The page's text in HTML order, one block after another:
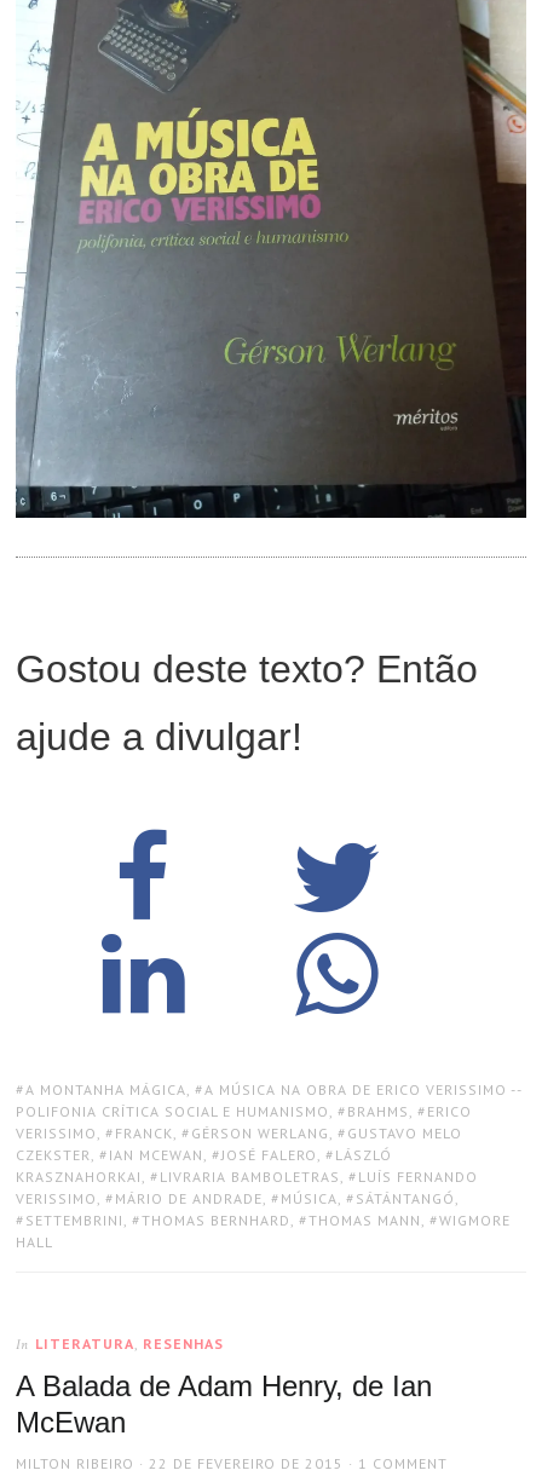
Gostou deste texto? Então
ajude a divulgar!
TAGS:
A MONTANHA MÁGICA, A MÚSICA NA OBRA DE ERICO VERISSIMO --
POLIFONIA CRÍTICA SOCIAL E HUMANISMO , BRAHMS , ERICO
VERISSIMO , FRANCK, GÉRSON WERLANG , GUSTAVO MELO
CZEKSTER, IAN MCEWAN , JOSÉ FALERO , LÁSZLÓ
KRASZNAHORKAI , LIVRARIA BAMBOLETRAS , LUÍS FERNANDO
VERISSIMO , MÁRIO DE ANDRADE, MÚSICA, SÁTÁNTANGÓ ,
SETTEMBRINI , THOMAS BERNHARD , THOMAS MANN , WIGMORE
HALL
In LITERATURA, RESENHAS
A Balada de Adam Henry, de Ian
McEwan
AUTHOR
MILTON RIBEIRO
POSTED
22 DE FEVEREIRO DE 2015 1 COMMENT